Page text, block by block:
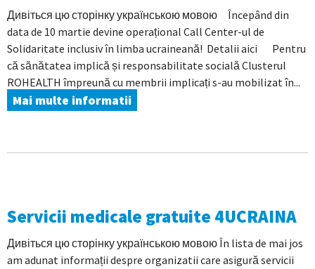
Дивіться цю сторінку українською мовою Începând din
data de 10 martie devine operațional Call Center-ul de
Solidaritate inclusiv în limba ucraineană! Detalii aici Pentru
că sănătatea implică și responsabilitate socială Clusterul
ROHEALTH împreună cu membrii implicați s-au mobilizat în...
Mai multe informatii
Servicii medicale gratuite 4UCRAINA
Дивіться цю сторінку українською мовою În lista de mai jos
am adunat informații despre organizatii care asigură servicii